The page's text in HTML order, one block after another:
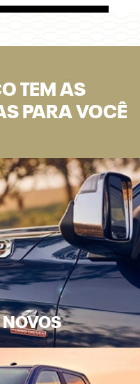
TEM AS
PARA VOCÊ
NOVOS